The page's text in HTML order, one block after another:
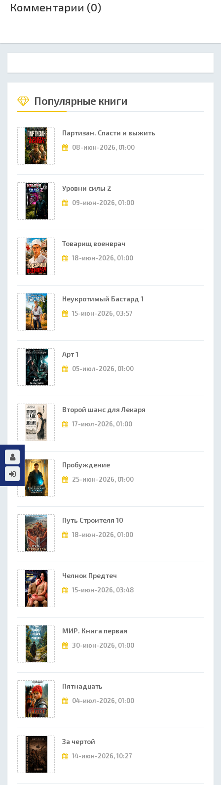
Комментарии (0)
Популярные книги
Партизан. Спасти и выжить
08-июн-2026, 01:00
Уровни силы 2
09-июн-2026, 01:00
Товарищ военврач
18-июн-2026, 01:00
Неукротимый Бастард 1
15-июн-2026, 03:57
Арт 1
05-июл-2026, 01:00
Второй шанс для Лекаря
17-июл-2026, 01:00
Пробуждение
25-июн-2026, 01:00
Путь Строителя 10
18-июн-2026, 01:00
Челнок Предтеч
15-июн-2026, 03:48
МИР. Книга первая
30-июн-2026, 01:00
Пятнадцать
04-июл-2026, 01:00
За чертой
14-июн-2026, 10:27